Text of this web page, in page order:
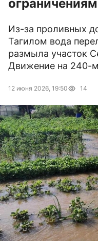
ограничениям
Из-за проливных
Тагилом вода
размыла участок
Движение на 240-
12 июня 2026, 19:50 14